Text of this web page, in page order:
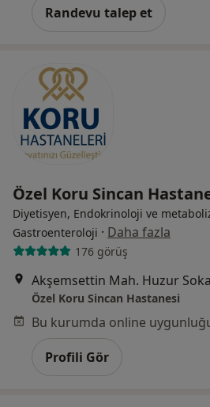
Randevu talep et
Özel Koru Sincan
Diyetisyen, Endokrinoloji ve
Gastroenteroloji · Daha fazla
176 görüş
Özel Koru Sincan Hastanesi
Profili Gör